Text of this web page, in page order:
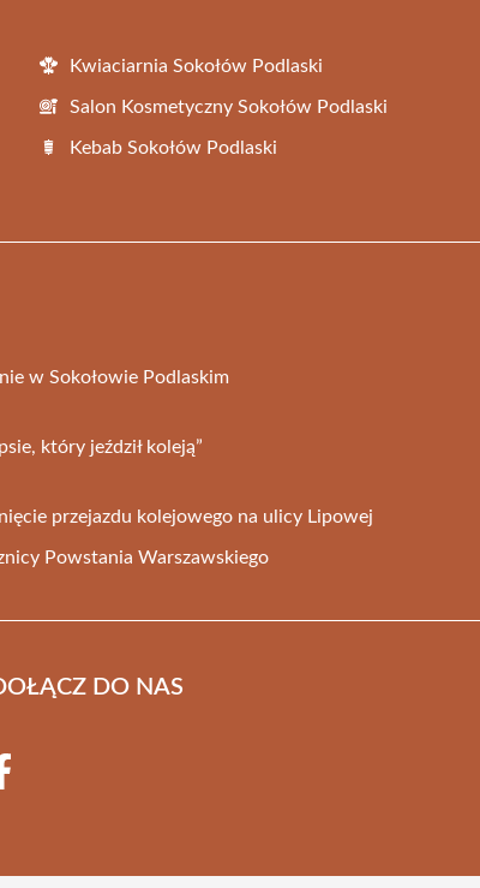
Kwiaciarnia Sokołów Podlaski
Salon Kosmetyczny Sokołów Podlaski
Kebab Sokołów Podlaski
w Sokołowie Podlaskim
który jeździł koleją”
przejazdu kolejowego na ulicy Lipowej
Powstania Warszawskiego
DO NAS